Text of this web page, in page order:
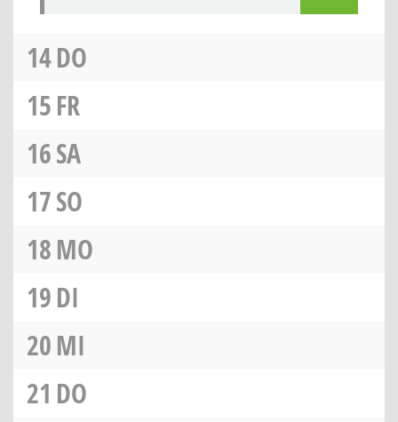
14DO
15FR
16SA
17SO
18MO
19DI
20MI
21 DO